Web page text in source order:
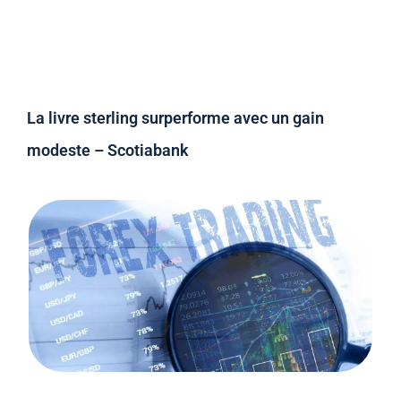
La livre sterling surperforme avec un gain
modeste – Scotiabank